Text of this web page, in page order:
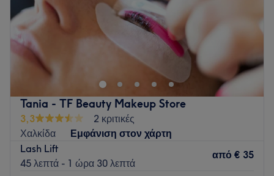
Κυριακή
Ενας ομορφος ,ζεστος και καθαρος χωρος Μανικιουρ-
Πεντικιουρ και υπηρεσιων ομορφιας και καλοπισμου,που
βρισκεται στην Χαλκιδα στην περιοχη Εξω Παναγιτσα
απεναντι απο τα JUMBO με πολυ μεγαλο παρκιν πελατων
και μεγαλη γκαμα υπηρεσιων!!!
Go to venue
Tania - TF Beauty Makeup Store
3,3
2 κριτικές
Χαλκίδα
Εμφάνιση στον χάρτη
Lash Lift
45 λεπτά - 1 ώρα 30 λεπτά
από € 35